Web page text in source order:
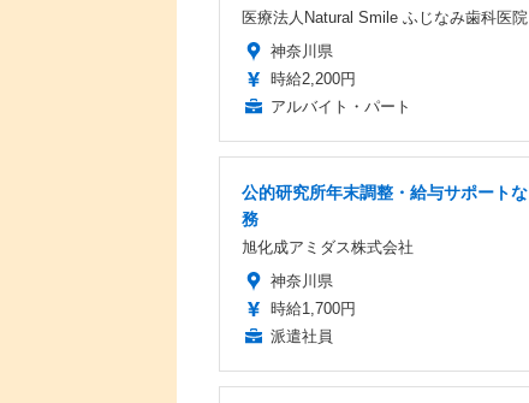
医療法人Natural Smile ふじなみ歯科医院
神奈川県
時給2,200円
アルバイト・パート
公的研究所年末調整・給与サポート
務
旭化成アミダス株式会社
神奈川県
時給1,700円
派遣社員